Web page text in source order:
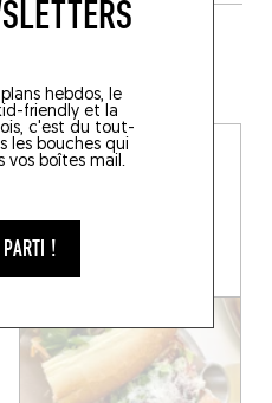
hebdos, le
friendly et la
c'est du tout-
les bouches qui
vos boîtes mail.
!
LÈCHE-DOIGTS